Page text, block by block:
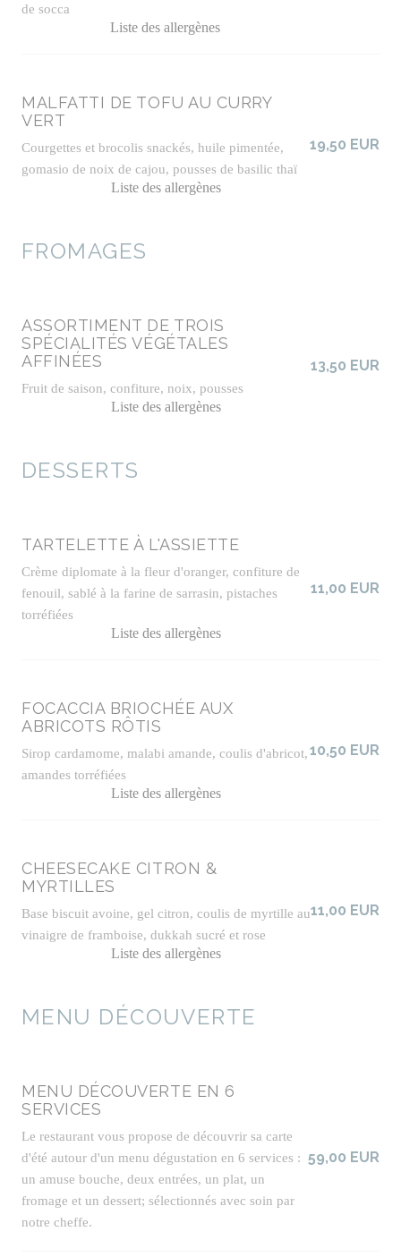
de socca
Liste des allergènes
MALFATTI DE TOFU AU CURRY
VERT
Courgettes et brocolis snackés, huile pimentée,
gomasio de noix de cajou, pousses de basilic thaï
Liste des allergènes
19,50 EUR
FROMAGES
ASSORTIMENT DE TROIS
SPÉCIALITÉS VÉGÉTALES
AFFINÉES
Fruit de saison, confiture, noix, pousses
Liste des allergènes
13,50 EUR
DESSERTS
TARTELETTE À L'ASSIETTE
Crème diplomate à la fleur d'oranger, confiture de
fenouil, sablé à la farine de sarrasin, pistaches
torréfiées
Liste des allergènes
11,00 EUR
FOCACCIA BRIOCHÉE AUX
ABRICOTS RÔTIS
Sirop cardamome, malabi amande, coulis d'abricot,
amandes torréfiées
Liste des allergènes
10,50 EUR
CHEESECAKE CITRON &
MYRTILLES
Base biscuit avoine, gel citron, coulis de myrtille au
vinaigre de framboise, dukkah sucré et rose
Liste des allergènes
11,00 EUR
MENU DÉCOUVERTE
MENU DÉCOUVERTE EN 6
SERVICES
Le restaurant vous propose de découvrir sa carte
d'été autour d'un menu dégustation en 6 services :
un amuse bouche, deux entrées, un plat, un
fromage et un dessert; sélectionnés avec soin par
notre cheffe.
59,00 EUR